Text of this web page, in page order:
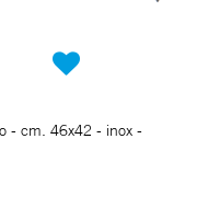
- cm. 46x42 - inox -